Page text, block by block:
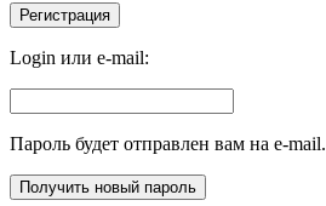
Login или e-mail:
Пароль будет отправлен вам на e-mail.